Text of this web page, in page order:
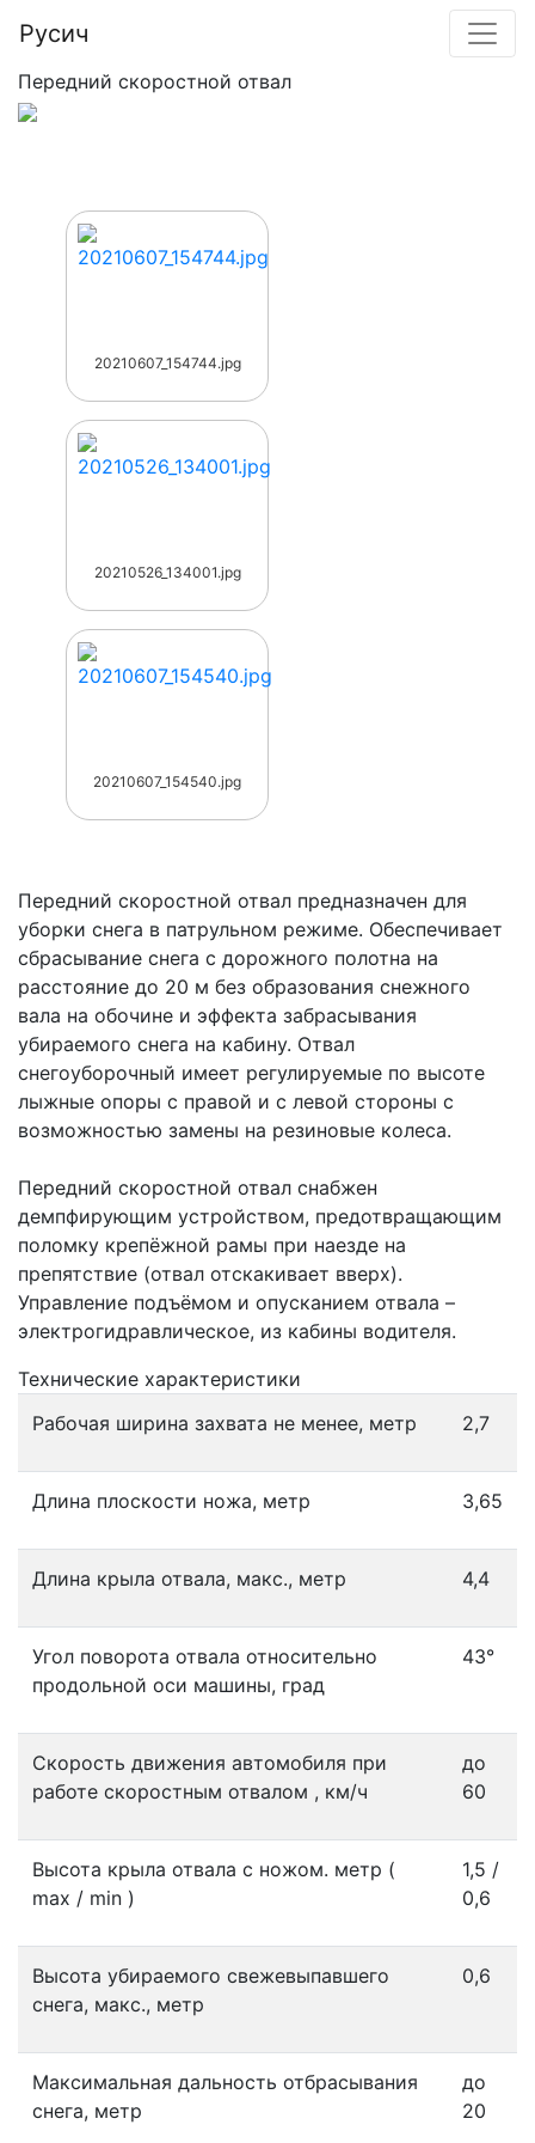
Русич
Передний скоростной отвал
20210607_154744.jpg
20210526_134001.jpg
20210607_154540.jpg
Передний скоростной отвал предназначен для
уборки снега в патрульном режиме. Обеспечивает
сбрасывание снега с дорожного полотна на
расстояние до 20 м без образования снежного
вала на обочине и эффекта забрасывания
убираемого снега на кабину. Отвал
снегоуборочный имеет регулируемые по высоте
лыжные опоры с правой и с левой стороны с
возможностью замены на резиновые колеса.
Передний скоростной отвал снабжен
демпфирующим устройством, предотвращающим
поломку крепёжной рамы при наезде на
препятствие (отвал отскакивает вверх).
Управление подъёмом и опусканием отвала –
электрогидравлическое, из кабины водителя.
Технические характеристики
Рабочая ширина захвата не менее, метр
2,7
Длина плоскости ножа, метр 3,65
Длина крыла отвала, макс., метр 4,4
Угол поворота отвала относительно
продольной оси машины, град
43°
Скорость движения автомобиля при
работе скоростным отвалом , км/ч
до
60
Высота крыла отвала с ножом. метр (
max / min )
1,5 /
0,6
Высота убираемого свежевыпавшего
снега, макс., метр
0,6
Максимальная дальность отбрасывания
снега, метр
до
20